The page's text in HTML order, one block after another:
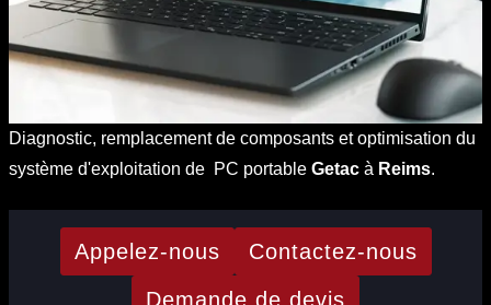
Diagnostic, remplacement de composants et optimisation du
système d'exploitation de PC portable Getac à Reims.
Appelez-nous
Contactez-nous
Demande de devis